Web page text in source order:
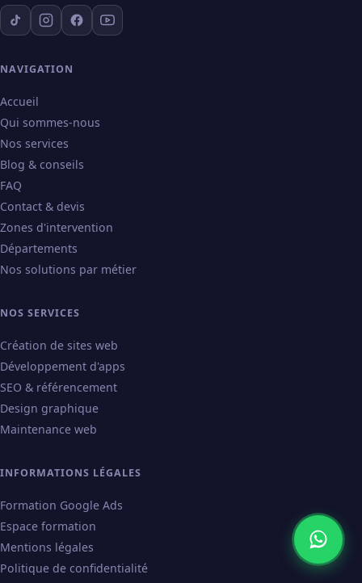
NAVIGATION
Accueil
Qui sommes-nous
Nos services
Blog & conseils
FAQ
Contact & devis
Zones d'intervention
Départements
Nos solutions par métier
NOS SERVICES
Création de sites web
Développement d'apps
SEO & référencement
Design graphique
Maintenance web
INFORMATIONS LÉGALES
Formation Google Ads
Espace formation
Mentions légales
Politique de confidentialité